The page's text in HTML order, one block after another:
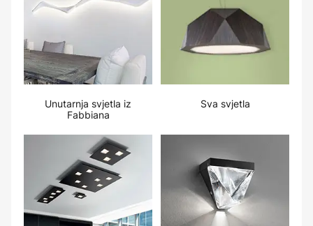
Unutarnja svjetla iz
Fabbiana
Sva svjetla